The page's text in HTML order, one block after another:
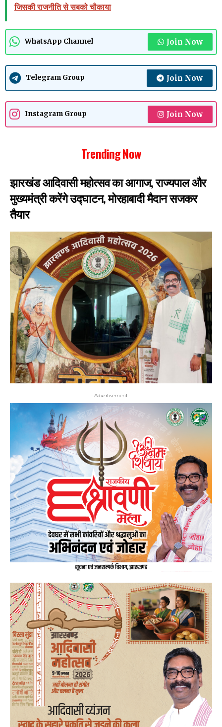
जिसकी राजनीति से सबको चौकाया
WhatsApp Channel Join Now
Telegram Group Join Now
Instagram Group Join Now
Trending Now
झारखंड आदिवासी महोत्सव का आगाज, राज्यपाल और
मुख्यमंत्री करेंगे उद्घाटन, मोरहाबादी मैदान सजकर
तैयार
- Advertisement -